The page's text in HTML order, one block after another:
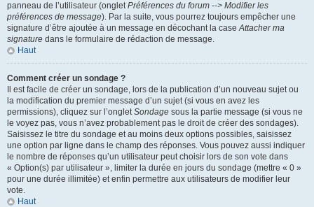
panneau de l’utilisateur (ongletPréférences du forum --> Modifier les
préférences de message). Par la suite, vous pourrez toujours empêcher une
signature d’être ajoutée à un message en décochant la caseAttacher ma
signature dans le formulaire de rédaction de message.
Haut
Comment créer un sondage ?
Il est facile de créer un sondage, lors de la publication d’un nouveau sujet ou
la modification du premier message d’un sujet (si vous en avez les
permissions), cliquez sur l’ongletSondage sous la partie message (si vous ne
le voyez pas, vous n’avez probablement pas le droit de créer des sondages).
Saisissez le titre du sondage et au moins deux options possibles, saisissez
une option par ligne dans le champ des réponses. Vous pouvez aussi indiquer
le nombre de réponses qu’un utilisateur peut choisir lors de son vote dans
« Option(s) par utilisateur », limiter la durée en jours du sondage (mettre « 0 »
pour une durée illimitée) et enfin permettre aux utilisateurs de modifier leur
vote.
Haut